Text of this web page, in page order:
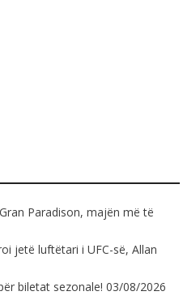
Paradison, majën më të
jetë luftëtari i UFC-së, Allan
biletat sezonale! 03/08/2026